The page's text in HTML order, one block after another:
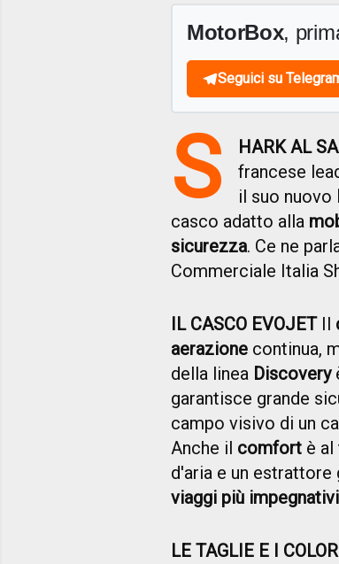
MotorBox,
Seguici su
S HARK AL
francese
il suo nuovo
casco adatto alla
sicurezza. Ce ne
Commerciale Italia
IL CASCO EVOJETIl
aerazione continua,
della linea Discovery
garantisce grande
campo visivo di un
Anche il comfort è
d'aria e un
viaggi più impegnativi
LE TAGLIE E I